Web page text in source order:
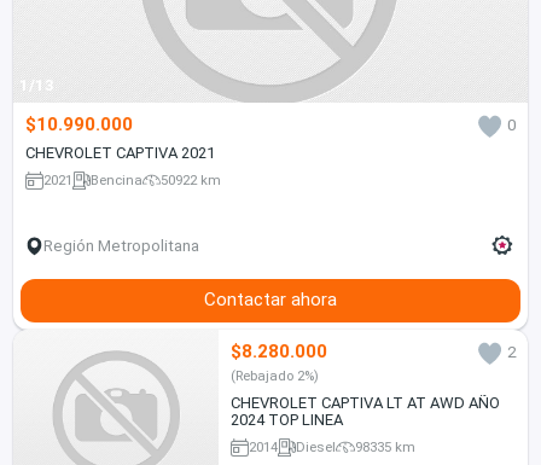
1/13
$10.990.000
0
CHEVROLET CAPTIVA 2021
2021 Bencina 50922 km
Región Metropolitana
Contactar ahora
$8.280.000 2
(Rebajado 2%)
CHEVROLET CAPTIVA LT AT AWD AÑO
2024 TOP LINEA
2014 Diesel 98335 km